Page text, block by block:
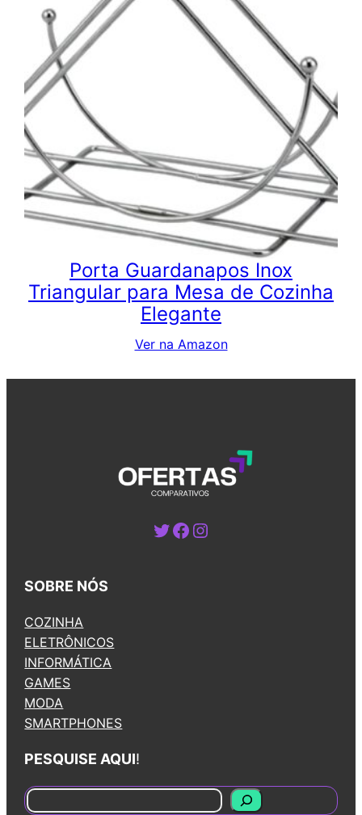
Porta Guardanapos Inox
Triangular para Mesa de Cozinha
Elegante
Ver na Amazon
Twitter Facebook Instagram
SOBRE NÓS
COZINHA
ELETRÔNICOS
INFORMÁTICA
GAMES
MODA
SMARTPHONES
PESQUISE AQUI!
S